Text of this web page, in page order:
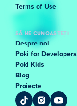
Terms of Use
SĂ NE CUNOAȘTEȚI
Despre noi
Poki for Developers
Poki Kids
Blog
Proiecte